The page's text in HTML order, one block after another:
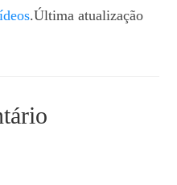
.Última atualização